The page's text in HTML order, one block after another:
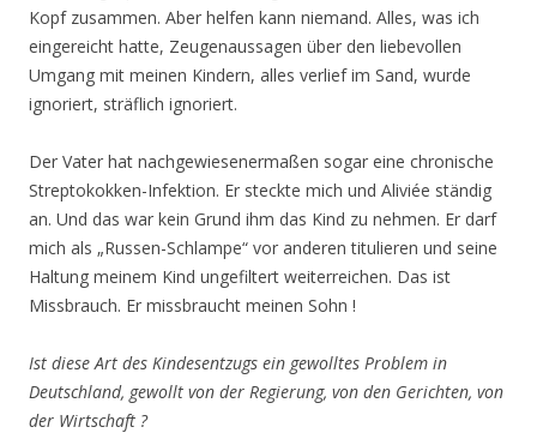
Kopf zusammen. Aber helfen kann niemand. Alles, was ich
eingereicht hatte, Zeugenaussagen über den liebevollen
Umgang mit meinen Kindern, alles verlief im Sand, wurde
ignoriert, sträflich ignoriert.
Der Vater hat nachgewiesenermaßen sogar eine chronische
Streptokokken-Infektion. Er steckte mich und Aliviée ständig
an. Und das war kein Grund ihm das Kind zu nehmen. Er darf
mich als „Russen-Schlampe“ vor anderen titulieren und seine
Haltung meinem Kind ungefiltert weiterreichen. Das ist
Missbrauch. Er missbraucht meinen Sohn !
Ist diese Art des Kindesentzugs ein gewolltes Problem in
Deutschland, gewollt von der Regierung, von den Gerichten, von
der Wirtschaft ?